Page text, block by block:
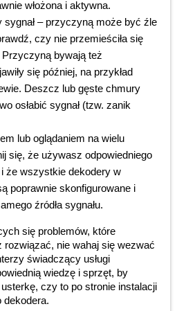
włożona i aktywna.
sygnał – przyczyną może być źle
czy nie przemieściła się
Przyczyną bywają też
się później, na przykład
Deszcz lub gęste chmury
osłabić sygnał (tzw. zanik
lub oglądaniem na wielu
się, że używasz odpowiedniego
że wszystkie dekodery w
poprawnie skonfigurowane i
źródła sygnału.
się problemów, które
rozwiązać, nie wahaj się wezwać
świadczący usługi
wiedzę i sprzęt, by
czy to po stronie instalacji
dekodera.